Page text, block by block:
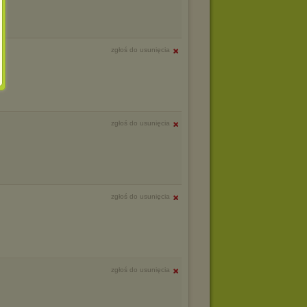
zgłoś do usunięcia
zgłoś do usunięcia
zgłoś do usunięcia
zgłoś do usunięcia